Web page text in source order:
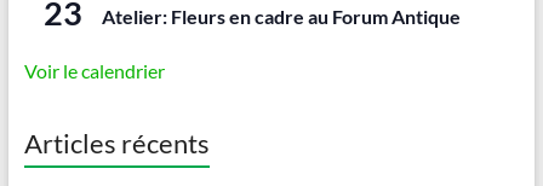
23 Atelier: Fleurs en cadre au Forum Antique
Voir le calendrier
Articles récents